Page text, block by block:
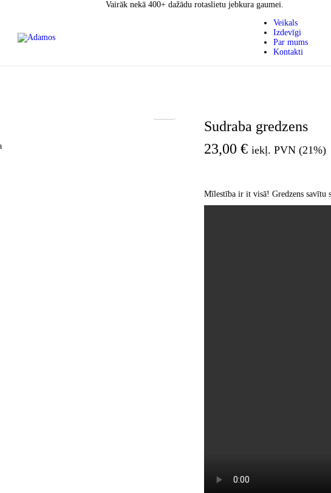
Vairāk nekā 400+ dažādu rotaslietu jebkura gaumei.
Veikals
Izdevīgi
Par mums
Kontakti
Sudraba gredzens
23,00 € iekļ. PVN (21%)
Mīlestība ir it visā! Gredzens savītu